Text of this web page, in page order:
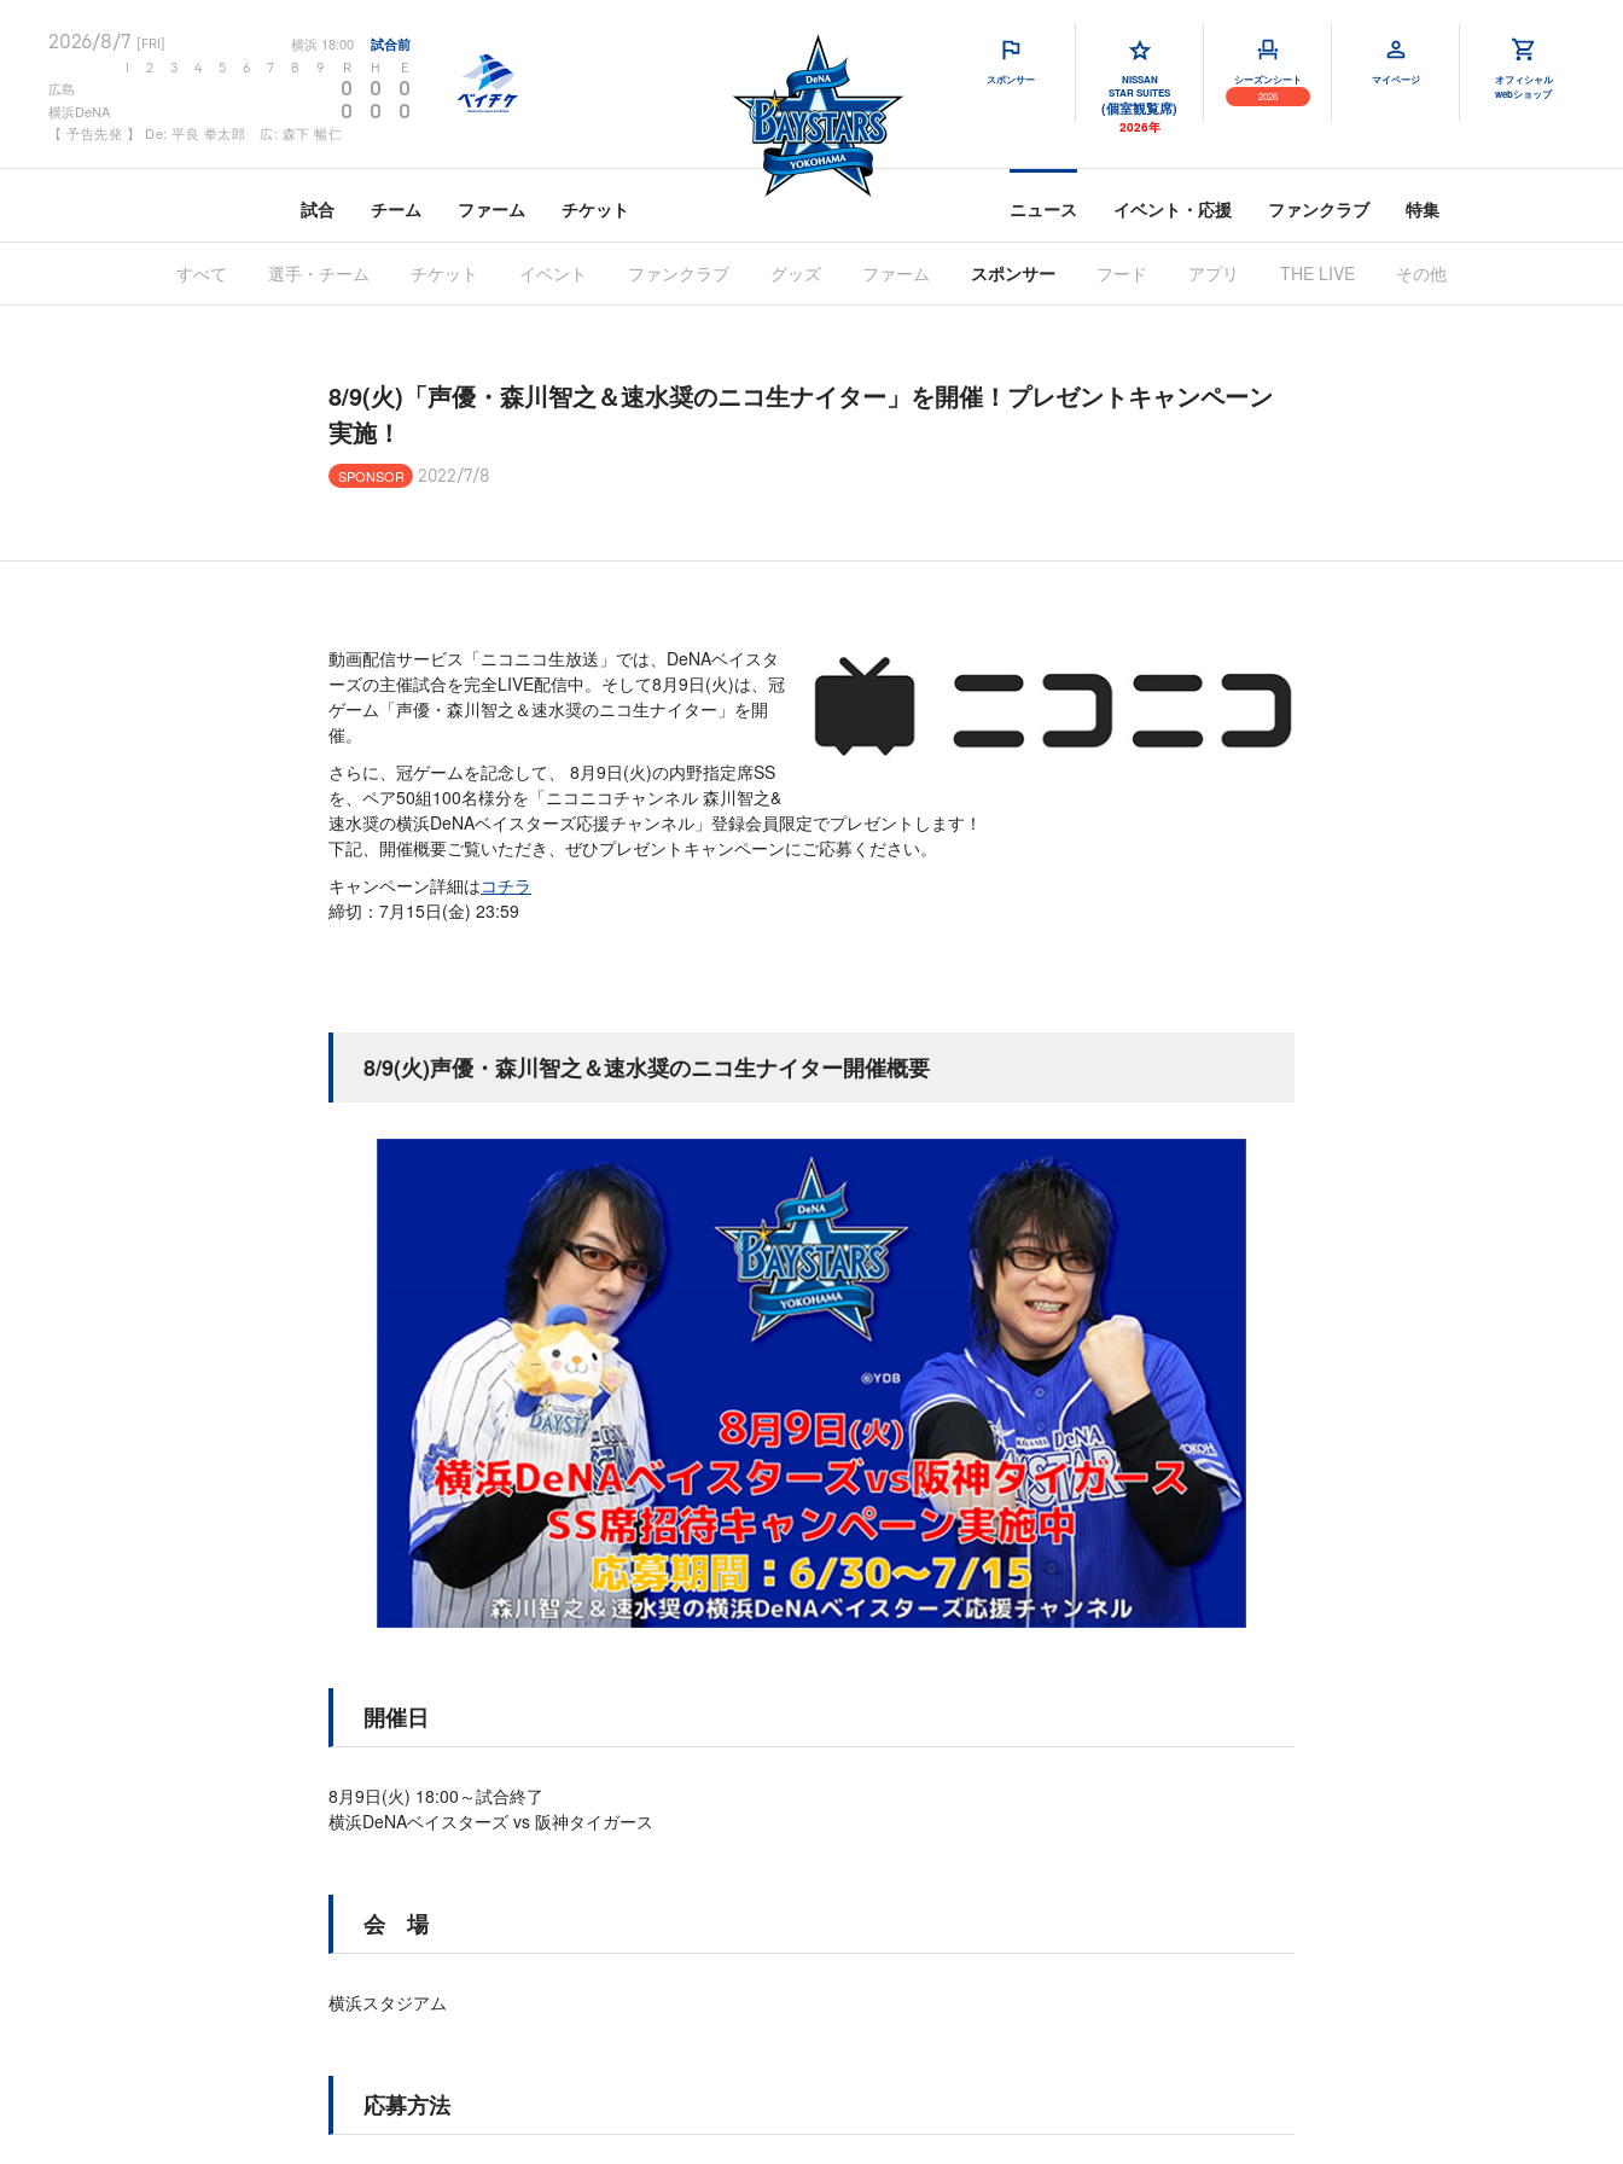
2026/8/7 [FRI] 横浜 18:00 試合前
2 3 4 5 6 7 8 9 R H E
広島 0 0 0
横浜DeNA 0 0 0
【 予告先発 】 De: 平良 拳太郎 広: 森下 暢仁
スポンサー
NISSAN
STAR SUITES
(個室観覧席)
2026年
シーズンシート
2026
マイページ
オフィシャル
webショップ
試合 チーム ファーム チケット ニュース イベント・応援 ファンクラブ 特集
すべて 選手・チーム チケット イベント ファンクラブ グッズ ファーム スポンサー フード アプリ THE LIVE その他
8/9(火)「声優・森川智之＆速水奨のニコ生ナイター」を開催！プレゼントキャンペーン
実施！
SPONSOR 2022/7/8
動画配信サービス「ニコニコ生放送」では、DeNAベイスタ
ーズの主催試合を完全LIVE配信中。そして8月9日(火)は、冠
ゲーム「声優・森川智之＆速水奨のニコ生ナイター」を開
催。
さらに、冠ゲームを記念して、 8月9日(火)の内野指定席SS
を、ペア50組100名様分を「ニコニコチャンネル 森川智之&
速水奨の横浜DeNAベイスターズ応援チャンネル」登録会員限定でプレゼントします！
下記、開催概要ご覧いただき、ぜひプレゼントキャンペーンにご応募ください。
キャンペーン詳細はコチラ
締切：7月15日(金) 23:59
8/9(火)声優・森川智之＆速水奨のニコ生ナイター開催概要
開催日
8月9日(火) 18:00～試合終了
横浜DeNAベイスターズ vs 阪神タイガース
会 場
横浜スタジアム
応募方法